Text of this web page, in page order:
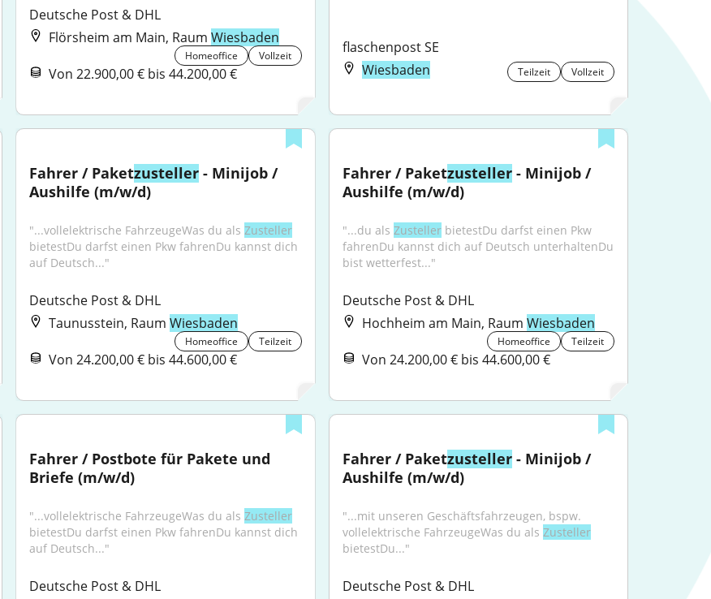
Deutsche Post & DHL
Flörsheim am Main, RaumWiesbaden
Homeoffice Vollzeit
Von 22.900,00 € bis 44.200,00 €
flaschenpost SE
Wiesbaden
Teilzeit Vollzeit
Fahrer / Paketzusteller - Minijob /
Aushilfe (m/w/d)
"...vollelektrische FahrzeugeWas du als Zusteller
bietestDu darfst einen Pkw fahrenDu kannst dich
auf Deutsch..."
Deutsche Post & DHL
Taunusstein, RaumWiesbaden
Homeoffice Teilzeit
Von 24.200,00 € bis 44.600,00 €
Fahrer / Paketzusteller - Minijob /
Aushilfe (m/w/d)
"...du als Zusteller bietestDu darfst einen Pkw
fahrenDu kannst dich auf Deutsch unterhaltenDu
bist wetterfest..."
Deutsche Post & DHL
Hochheim am Main, Raum Wiesbaden
Homeoffice Teilzeit
Von 24.200,00 € bis 44.600,00 €
Fahrer / Postbote für Pakete und
Briefe (m/w/d)
"...vollelektrische FahrzeugeWas du als Zusteller
bietestDu darfst einen Pkw fahrenDu kannst dich
auf Deutsch..."
Deutsche Post & DHL
Fahrer / Paketzusteller - Minijob /
Aushilfe (m/w/d)
"...mit unseren Geschäftsfahrzeugen, bspw.
vollelektrische FahrzeugeWas du als Zusteller
bietestDu..."
Deutsche Post & DHL